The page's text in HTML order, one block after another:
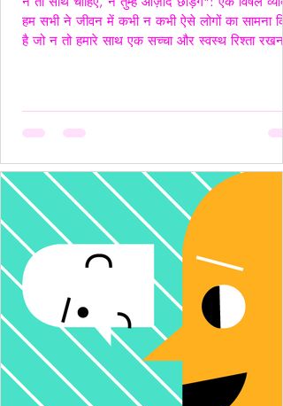
हम सभी ने जीवन में कभी न कभी ऐसे लोगों का सामना
है जो न तो हमारे साथ एक सच्चा और स्वस्थ रिश्ता रखना
अक्सर "Toxic", यानी विषैले व्यवहार के उदाहरण होते हैं,